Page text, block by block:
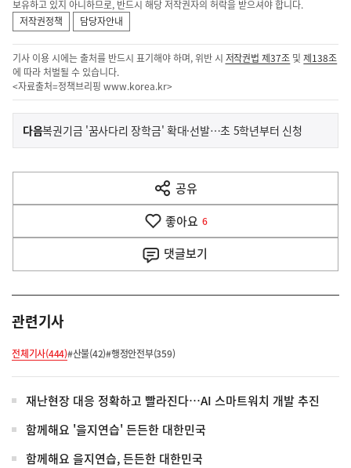
보유하고 있지 아니하므로, 반드시 해당 저작권자의 허락을 받으셔야 합니다.
저작권정책
담당자안내
기사 이용 시에는 출처를 반드시 표기해야 하며, 위반 시 저작권법 제37조 및제138조
에 따라 처벌될 수 있습니다.
<자료출처=정책브리핑 www.korea.kr>
이
전
다
음
다음기
복권기금 '꿈사다리 장학금' 확대·선발…초 5학년부터 신청
공유
열
기
좋아요 6
댓글보기
관련기사
전체기사(444)#산불(42)#행정안전부(359)
재난현장 대응 정확하고 빨라진다…AI 스마트워치 개발 추진
함께해요 '을지연습' 든든한 대한민국
함께해요 을지연습, 든든한 대한민국